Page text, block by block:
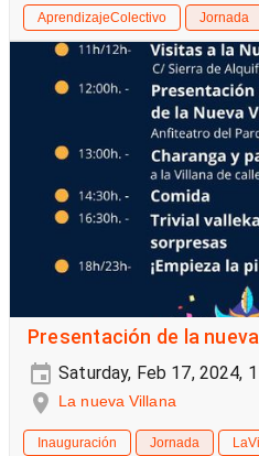
AprendizajeColectivo Jornada
Presentación de la
Saturday, Feb 17, 2024,
La nueva Villana
Inauguración Jornada